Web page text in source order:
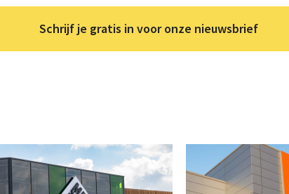
Schrijf je gratis in voor onze nieuwsbrief